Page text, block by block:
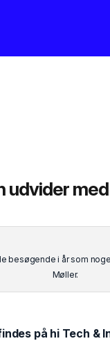
udvider
besøgende i år som
Møller.
på hi Tech &